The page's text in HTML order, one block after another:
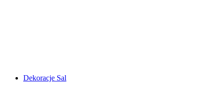
Dekoracje Sal